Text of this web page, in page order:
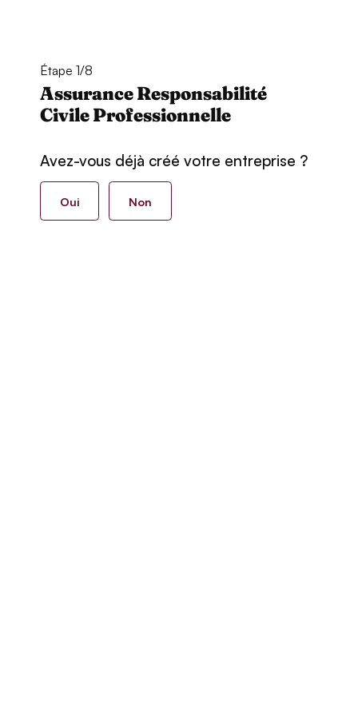
Étape 1/8
Assurance Responsabilité
Civile Professionnelle
Avez-vous déjà créé votre entreprise ?
Oui Non